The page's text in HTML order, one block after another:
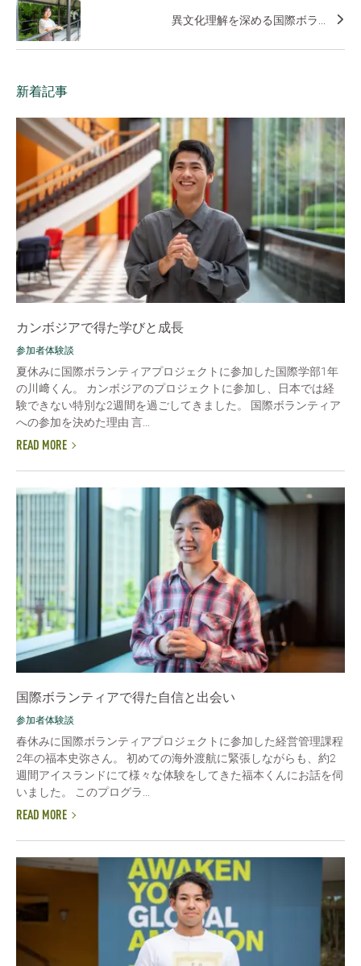
異文化理解を深める国際ボラ...
新着記事
カンボジアで得た学びと成長
参加者体験談
夏休みに国際ボランティアプロジェクトに参加した国際学部1年
の川﨑くん。 カンボジアのプロジェクトに参加し、日本では経
験できない特別な2週間を過ごしてきました。 国際ボランティア
への参加を決めた理由 言...
READ MORE
国際ボランティアで得た自信と出会い
参加者体験談
春休みに国際ボランティアプロジェクトに参加した経営管理課程
2年の福本史弥さん。 初めての海外渡航に緊張しながらも、約2
週間アイスランドにて様々な体験をしてきた福本くんにお話を伺
いました。 このプログラ...
READ MORE